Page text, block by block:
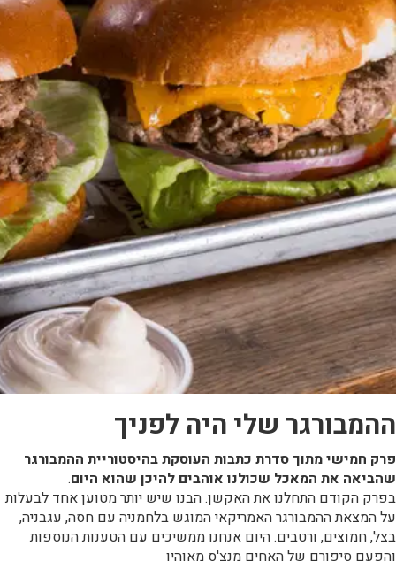
ההמבורגר שלי היה לפניך
פרק חמישי מתוך סדרת כתבות העוסקת בהיסטוריית ההמבורגר
שהביאה את המאכל שכולנו אוהבים להיכן שהוא היום.
בפרק הקודם התחלנו את האקשן. הבנו שיש יותר מטוען אחד לבעלות
על המצאת ההמבורגר האמריקאי המוגש בלחמניה עם חסה, עגבניה,
בצל, חמוצים, ורטבים. היום אנחנו ממשיכים עם הטענות הנוספות
והפעם סיפורם של האחים מנצ'ס מאוהיו